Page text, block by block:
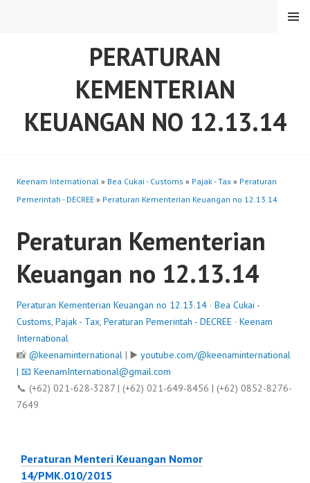
PERATURAN
KEMENTERIAN
KEUANGAN NO 12.13.14
MENU
Keenam International » Bea Cukai - Customs » Pajak - Tax » Peraturan
Pemerintah - DECREE » Peraturan Kementerian Keuangan no 12.13.14
Peraturan Kementerian
Keuangan no 12.13.14
Peraturan Kementerian Keuangan no 12.13.14 · Bea Cukai -
Customs, Pajak - Tax, Peraturan Pemerintah - DECREE · Keenam
International
📸 @keenaminternational | ▶️ youtube.com/@keenaminternational
| 📧 KeenamInternational@gmail.com
📞 (+62) 021-628-3287 | (+62) 021-649-8456 | (+62) 0852-8276-
7649
Peraturan Menteri Keuangan Nomor
14/PMK.010/2015